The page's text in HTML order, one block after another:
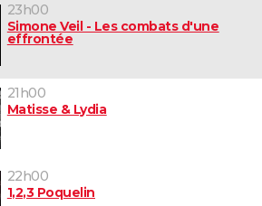
23h00
Simone Veil - Les combats d'une
effrontée
21h00
Matisse & Lydia
22h00
1,2,3 Poquelin